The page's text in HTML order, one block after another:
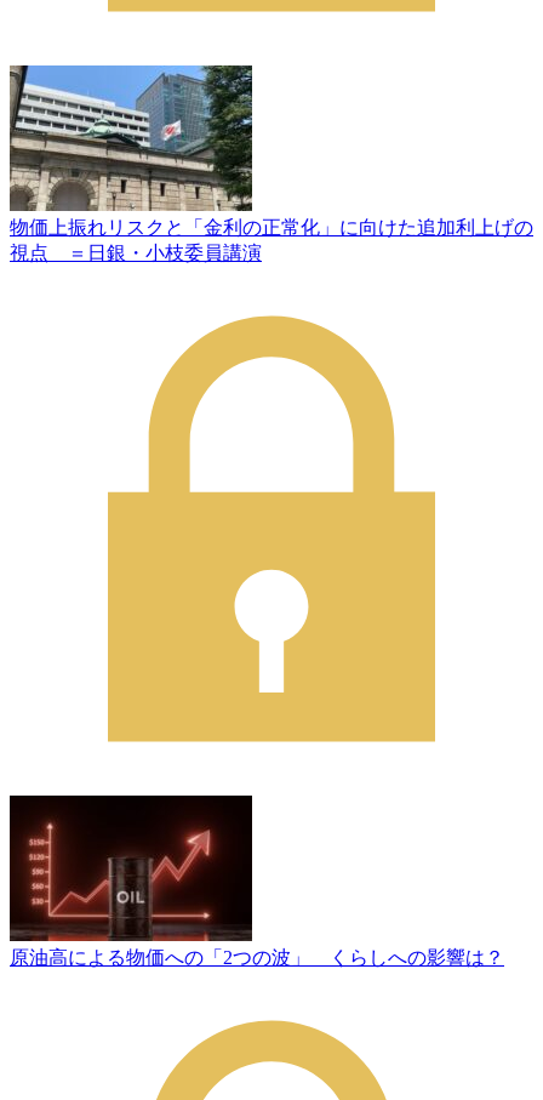
物価上振れリスクと「金利の正常化」に向けた追加利上げの
視点 ＝日銀・小枝委員講演
原油高による物価への「2つの波」 くらしへの影響は？